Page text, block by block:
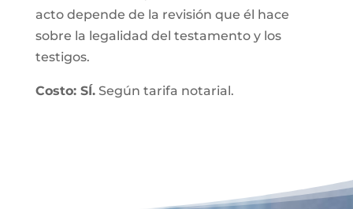
acto depende de la revisión que él hace
sobre la legalidad del testamento y los
testigos.
Costo: SÍ.Según tarifa notarial.